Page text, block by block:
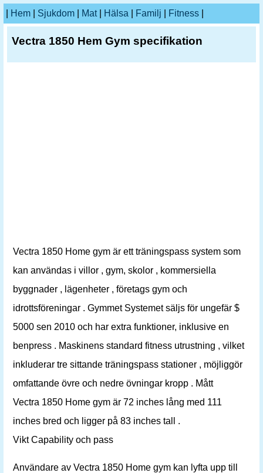
Hem Sjukdom Mat| Hälsa Familj Fitness
Vectra 1850 Hem Gym specifikation
Vectra 1850 Home gym är ett träningspass system som
kan användas i villor , gym, skolor , kommersiella
byggnader , lägenheter , företags gym och
idrottsföreningar . Gymmet Systemet säljs för ungefär $
5000 sen 2010 och har extra funktioner, inklusive en
benpress . Maskinens standard fitness utrustning , vilket
inkluderar tre sittande träningspass stationer , möjliggör
omfattande övre och nedre övningar kropp . Mått
Vectra 1850 Home gym är 72 inches lång med 111
inches bred och ligger på 83 inches tall .
Vikt Capability och pass
Användare av Vectra 1850 Home gym kan lyfta upp till